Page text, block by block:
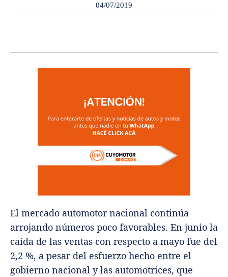
04/07/2019
El mercado automotor nacional continúa
arrojando números poco favorables. En junio la
caída de las ventas con respecto a mayo fue del
2,2 %, a pesar del esfuerzo hecho entre el
gobierno nacional y las automotrices, que